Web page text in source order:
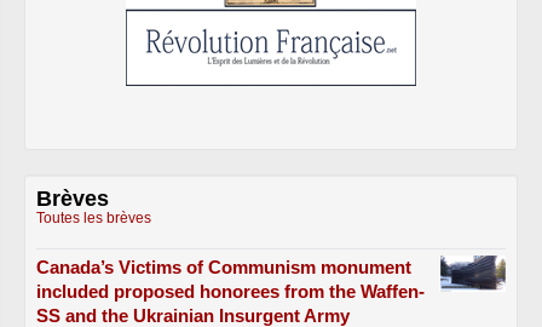
Brèves
Toutes les brèves
Canada’s Victims of Communism monument
included proposed honorees from the Waffen-
SS and the Ukrainian Insurgent Army